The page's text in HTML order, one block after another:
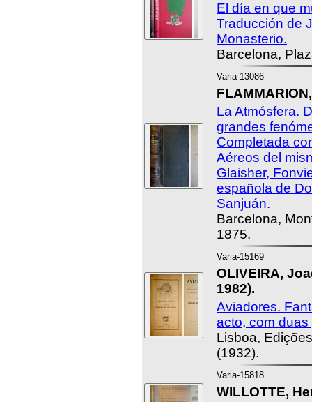
El día en que
Traducción de
Monasterio.
Barcelona,
Varia-13086
La Atmósfera.
grandes
Completada
Aéreos del
Glaisher,
española de
Sanjuán.
Barcelona,
1875.
Varia-15169
OLIVEIRA,
1982).
Aviadores.
acto, com
Lisboa,
(1932).
Varia-15818
WILLOTTE,